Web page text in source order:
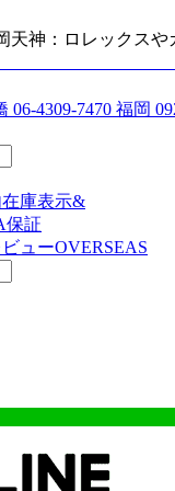
天神：ロレックス
06-4309-7470 福岡
在庫表示&
保証
ビューOVERSEAS